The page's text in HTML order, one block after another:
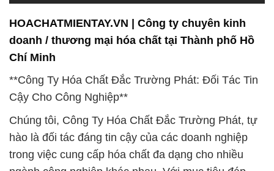
**Duyệt Đơn Hàng Nhanh Chóng và Giao Hàng An
Chúng tôi đặt sự hài lòng của khách hàng lên hàng
đầu, vì vậy quy trình duyệt đơn hàng của chúng tôi
được thực hiện nhanh chóng và hiệu quả. Với hệ
thống vận chuyển chuyên nghiệp, chúng tôi cam kết
đưa sản phẩm đến tay khách hàng một cách an